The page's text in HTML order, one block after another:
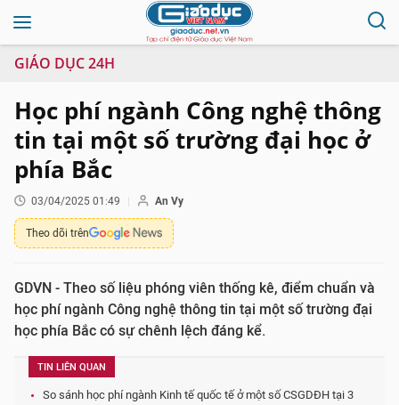
GIÁO DỤC 24H
Học phí ngành Công nghệ thông
tin tại một số trường đại học ở
phía Bắc
03/04/2025 01:49 An Vy
Theo dõi trên
GDVN - Theo số liệu phóng viên thống kê, điểm chuẩn và
học phí ngành Công nghệ thông tin tại một số trường đại
học phía Bắc có sự chênh lệch đáng kể.
TIN LIÊN QUAN
So sánh học phí ngành Kinh tế quốc tế ở một số CSGDĐH tại 3